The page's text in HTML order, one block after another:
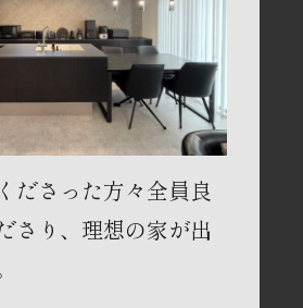
ださった方々全員良
さり、理想の家が出